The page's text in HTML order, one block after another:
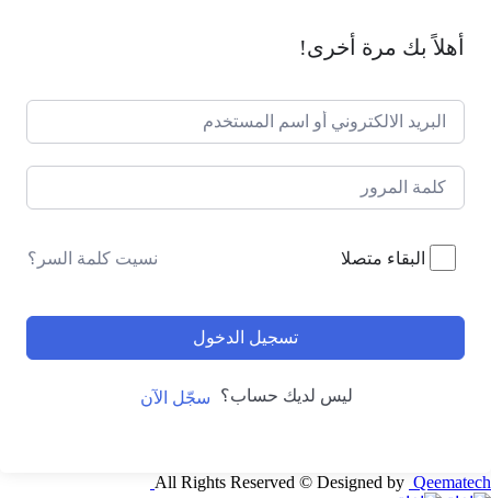
أهلاً بك مرة أخرى!
البقاء متصلا نسيت كلمة السر؟
تسجيل الدخول
ليس لديك حساب؟ سجّل الآن
All Rights Reserved © Designed by Qeematech